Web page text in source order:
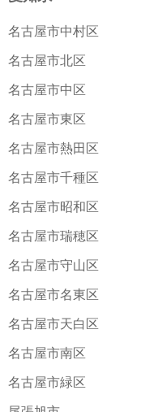
名古屋市中村区
名古屋市北区
名古屋市中区
名古屋市東区
名古屋市熱田区
名古屋市千種区
名古屋市昭和区
名古屋市瑞穂区
名古屋市守山区
名古屋市名東区
名古屋市天白区
名古屋市南区
名古屋市緑区